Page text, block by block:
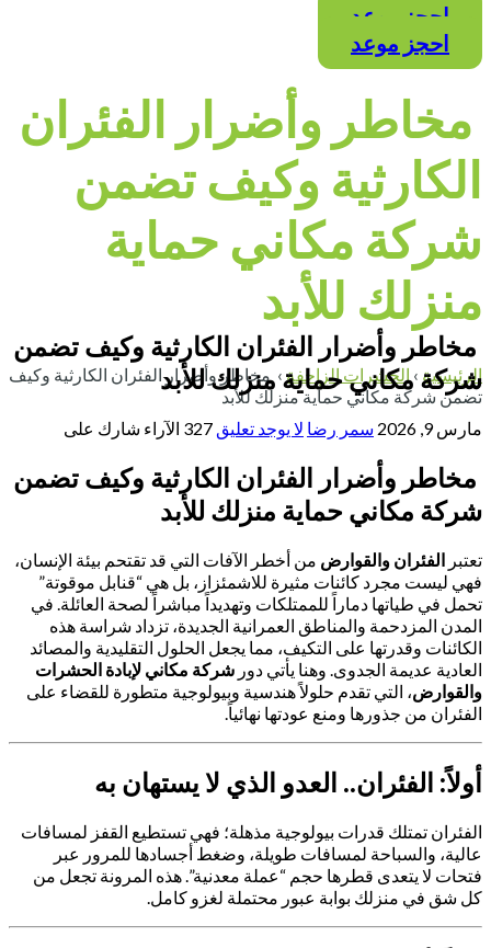
احجز موعد
احجز موعد
مخاطر وأضرار الفئران
الكارثية وكيف تضمن
شركة مكاني حماية
منزلك للأبد
الرئيسية › الحشرات الزاحفة › مخاطر وأضرار الفئران الكارثية وكيف
تضمن شركة مكاني حماية منزلك للأبد
مخاطر وأضرار الفئران الكارثية وكيف تضمن
شركة مكاني حماية منزلك للأبد
مارس 9, 2026 سمر رضا لا يوجد تعليق 327 الآراء شارك على
مخاطر وأضرار الفئران الكارثية وكيف تضمن
شركة مكاني حماية منزلك للأبد
تعتبر الفئران والقوارض من أخطر الآفات التي قد تقتحم بيئة الإنسان،
فهي ليست مجرد كائنات مثيرة للاشمئزاز، بل هي “قنابل موقوتة”
تحمل في طياتها دماراً للممتلكات وتهديداً مباشراً لصحة العائلة. في
المدن المزدحمة والمناطق العمرانية الجديدة، تزداد شراسة هذه
الكائنات وقدرتها على التكيف، مما يجعل الحلول التقليدية والمصائد
العادية عديمة الجدوى. وهنا يأتي دور شركة مكاني لإبادة الحشرات
والقوارض، التي تقدم حلولاً هندسية وبيولوجية متطورة للقضاء على
الفئران من جذورها ومنع عودتها نهائياً.
أولاً: الفئران.. العدو الذي لا يستهان به
الفئران تمتلك قدرات بيولوجية مذهلة؛ فهي تستطيع القفز لمسافات
عالية، والسباحة لمسافات طويلة، وضغط أجسادها للمرور عبر
فتحات لا يتعدى قطرها حجم “عملة معدنية”. هذه المرونة تجعل من
كل شق في منزلك بوابة عبور محتملة لغزو كامل.